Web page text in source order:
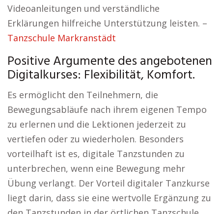
Videoanleitungen und verständliche
Erklärungen hilfreiche Unterstützung leisten. –
Tanzschule Markranstädt
Positive Argumente des angebotenen
Digitalkurses: Flexibilität, Komfort.
Es ermöglicht den Teilnehmern, die
Bewegungsabläufe nach ihrem eigenen Tempo
zu erlernen und die Lektionen jederzeit zu
vertiefen oder zu wiederholen. Besonders
vorteilhaft ist es, digitale Tanzstunden zu
unterbrechen, wenn eine Bewegung mehr
Übung verlangt. Der Vorteil digitaler Tanzkurse
liegt darin, dass sie eine wertvolle Ergänzung zu